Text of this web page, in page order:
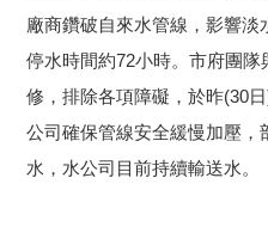
廠商鑽破自來水管線，影響淡
停水時間約72小時。市府團
修，排除各項障礙，於昨(30
公司確保管線安全緩慢加壓，
水，水公司目前持續輸送水。